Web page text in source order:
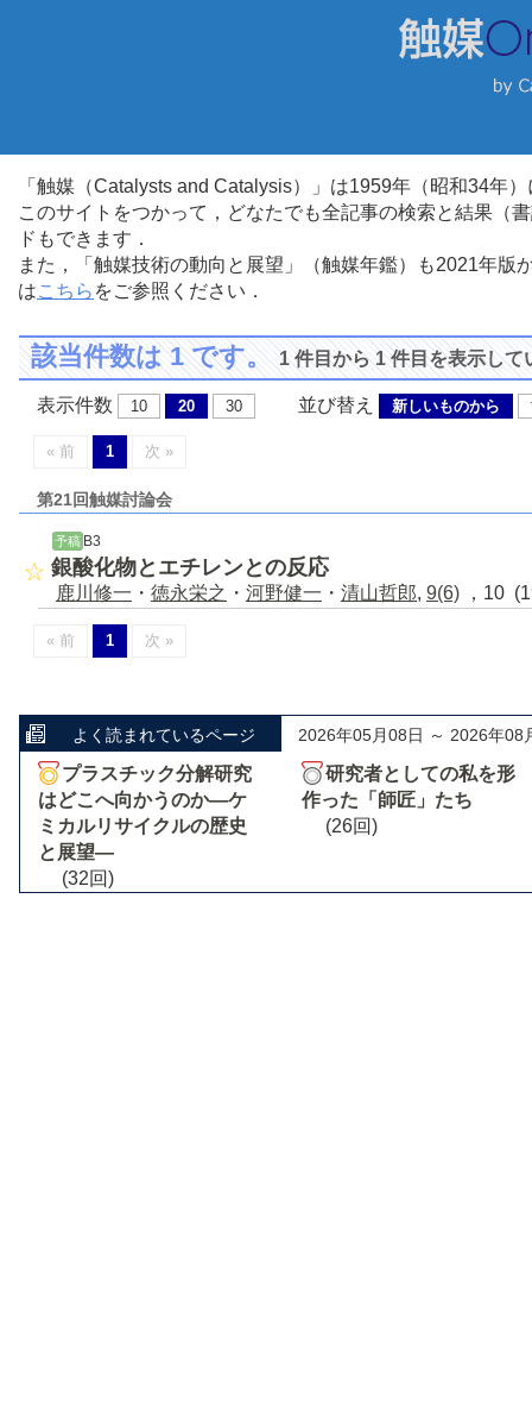
「触媒（Catalysts and Catalysis）」は1959年（昭和34年
このサイトをつかって，どなたでも全記事の検索と結果（
ドもできます．
また，「触媒技術の動向と展望」（触媒年鑑）も2021年
はこちら をご参照ください．
該当件数は 1 です。1 件目から 1 件目を表示して
表示件数 10 20 30 並び替え 新しいものから
« 前 1 次 »
第21回触媒討論会
予稿 B3
銀酸化物とエチレンとの反応
鹿川修一 ・ 徳永栄之 ・ 河野健一 ・ 清山哲郎, 9(6) ，10
« 前 1 次 »
よく読まれているページ 2026年05月08日 ～ 2026年08
プラスチック分解研究
はどこへ向かうのか―ケ
ミカルリサイクルの歴史
と展望―
(32回)
研究者としての私を形
作った「師匠」たち
(26回)